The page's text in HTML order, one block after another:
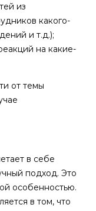
из
какого-
и т.д.);
на какие-
от темы
в себе
подход. Это
особенностью.
в том, что